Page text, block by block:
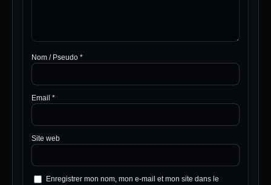
Nom / Pseudo *
Email *
Site web
Enregistrer mon nom, mon e-mail et mon site dans le